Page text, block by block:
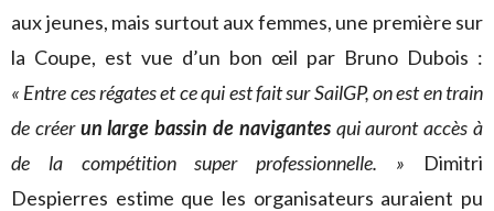
aux jeunes, mais surtout aux femmes, une première sur
la Coupe, est vue d’un bon œil par Bruno Dubois :
« Entre ces régates et ce qui est fait sur SailGP, on est en train
de créerun large bassin de navigantesqui auront accès à
de la compétition super professionnelle. » Dimitri
Despierres estime que les organisateurs auraient pu